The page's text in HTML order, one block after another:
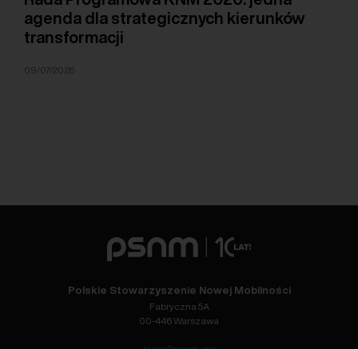
agenda dla strategicznych kierunków
transformacji
09/07/2026
Polskie Stowarzyszenie Nowej Mobilności
Fabryczna 5A
00-446 Warszawa